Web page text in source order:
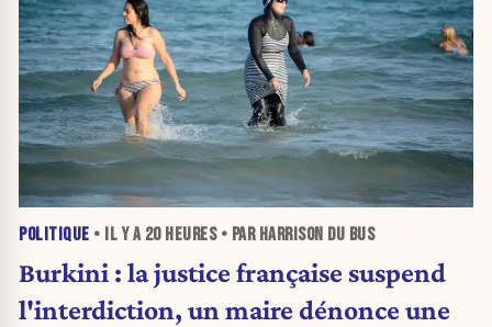
POLITIQUE • IL Y A 20 HEURES• PAR HARRISON DU BUS
Burkini : la justice française suspend
l'interdiction, un maire dénonce une